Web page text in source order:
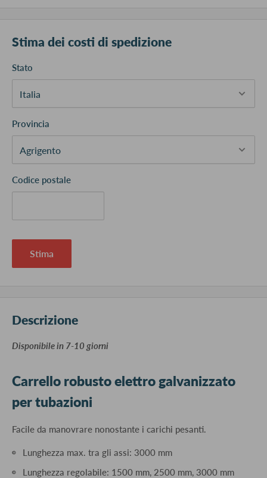
Stima dei costi di spedizione
Stato
Provincia
Codice postale
Stima
Descrizione
​Disponibile in 7-10 giorni
Carrello robusto elettro galvanizzato
per tubazioni
Facile da manovrare nonostante i carichi pesanti.
Lunghezza max. tra gli assi: 3000 mm
Lunghezza regolabile: 1500 mm, 2500 mm, 3000 mm